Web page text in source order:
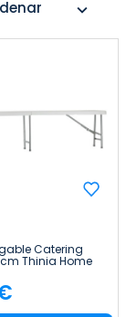
expand_more
Catering
Thinia Home